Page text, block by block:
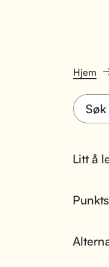
Hjem
Litt å